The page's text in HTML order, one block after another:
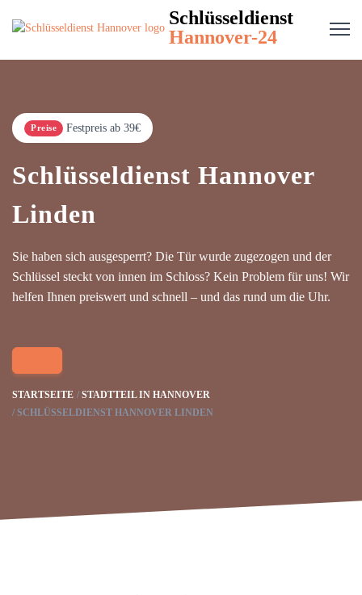
Schlüsseldienst
Hannover-24
Preise Festpreis ab 39€
Schlüsseldienst Hannover
Linden
Sie haben sich ausgesperrt? Die Tür wurde zugezogen und der
Schlüssel steckt von innen im Schloss? Kein Problem für uns! Wir
helfen Ihnen preiswert und schnell – und das rund um die Uhr.
STARTSEITE
STADTTEIL IN HANNOVER
SCHLÜSSELDIENST HANNOVER LINDEN